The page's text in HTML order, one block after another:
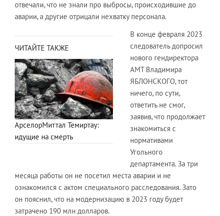
отвечали, что не знали про выбросы, происходившие до
аварии, а другие отрицали нехватку персонала.
ЧИТАЙТЕ ТАКЖЕ
АрселорМиттал Темиртау:
идущие на смерть
В конце февраля 2023
следователь допросил
нового гендиректора
АМТ Владимира
ЯБЛОНСКОГО, тот
ничего, по сути,
ответить не смог,
заявив, что продолжает
знакомиться с
нормативами
Угольного
департамента. За три
месяца работы он не посетил места аварии и не
ознакомился с актом специального расследования. Зато
он пояснил, что на модернизацию в 2023 году будет
затрачено 190 млн долларов.